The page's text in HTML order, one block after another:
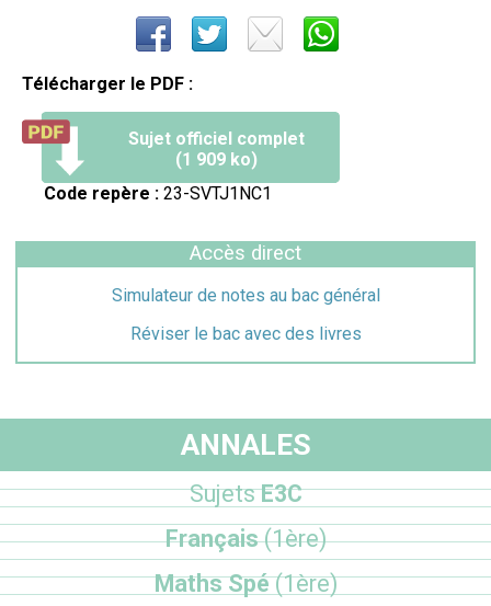
Télécharger le PDF :
Sujet officiel complet
(1 909 ko)
Code repère : 23-SVTJ1NC1
Accès direct
Simulateur de notes au bac général
Réviser le bac avec des livres
ANNALES
SujetsE3C
Français(1ère)
Maths Spé(1ère)